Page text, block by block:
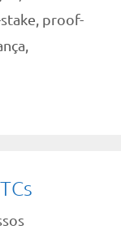
, proof-
,